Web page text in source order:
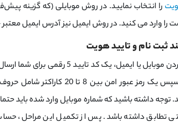
را انتخاب نمایید. در روش موبایلی (که گزینه
را وارد می کنید. در روش ایمیل نیز آدرس ایمیل
ثبت نام و تایید هویت
پس از وارد کردن موبایل یا ایمیل،
وارد کرده و سپس یک رمز عبور
توجه داشته باشید که شماره موبایل وارد شده باید
تطابق داشته باشد. پس از تکمیل این مراحل،